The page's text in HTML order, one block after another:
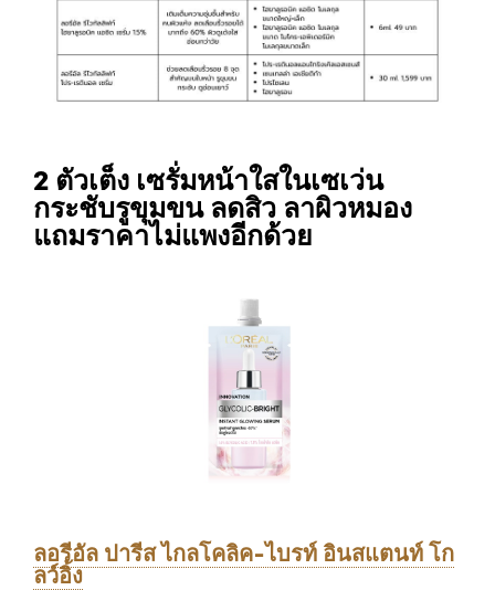
2 ตัวเต็ง เซรั่มหน้าใสในเซเว่น
กระชับรูขุมขน ลดสิว ลาผิวหมอง
แถมราคาไม่แพงอีกด้วย
ลอรีอัล ปารีส ไกลโคลิค-ไบรท์ อินสแตนท์ โก
ลว์อิ้ง